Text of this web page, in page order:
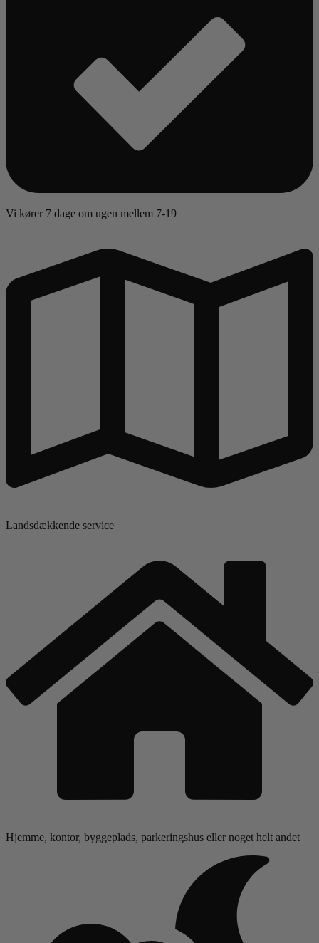
Vi kører 7 dage om ugen mellem 7-19
Landsdækkende service
Hjemme, kontor, byggeplads, parkeringshus eller noget helt andet